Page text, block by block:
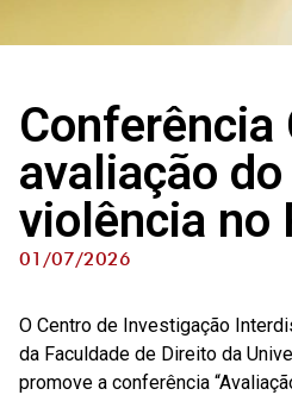
Conferência
avaliação
violência no
01/07/2026
O Centro de Investigação
da Faculdade de Direito da
promove a conferência